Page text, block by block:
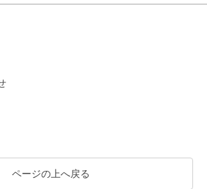
ページの上へ戻る